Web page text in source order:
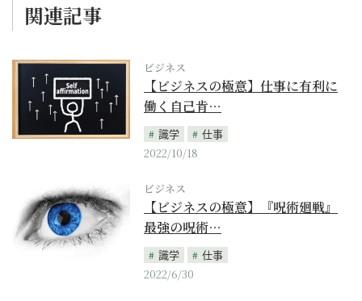
関連記事
ビジネス
【ビジネスの極意】仕事に有利に
働く自己肯…
識学
仕事
2022/10/18
ビジネス
【ビジネスの極意】『呪術廻戦』
最強の呪術…
識学
仕事
2022/6/30